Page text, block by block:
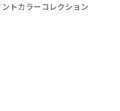
トカラーコレクション